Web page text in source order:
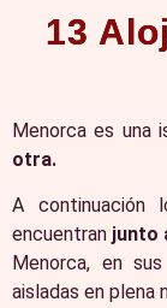
13
Menorca es una
otra.
A continuación
encuentran junto
Menorca, en
aisladas en plena